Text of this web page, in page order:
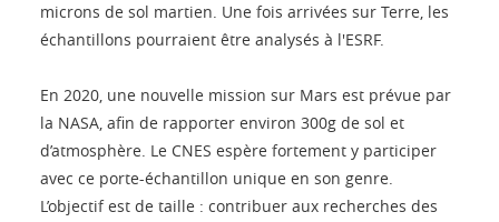
microns de sol martien. Une fois arrivées sur Terre, les
échantillons pourraient être analysés à l'ESRF.
En 2020, une nouvelle mission sur Mars est prévue par
la NASA, afin de rapporter environ 300g de sol et
d’atmosphère. Le CNES espère fortement y participer
avec ce porte-échantillon unique en son genre.
L’objectif est de taille : contribuer aux recherches des